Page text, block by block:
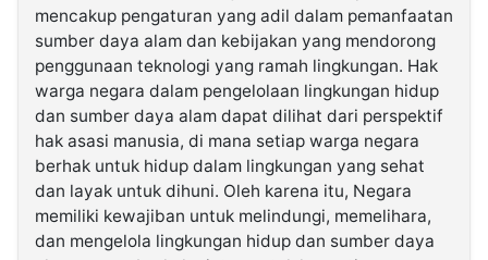
mencakup pengaturan yang adil dalam pemanfaatan
sumber daya alam dan kebijakan yang mendorong
penggunaan teknologi yang ramah lingkungan. Hak
warga negara dalam pengelolaan lingkungan hidup
dan sumber daya alam dapat dilihat dari perspektif
hak asasi manusia, di mana setiap warga negara
berhak untuk hidup dalam lingkungan yang sehat
dan layak untuk dihuni. Oleh karena itu, Negara
memiliki kewajiban untuk melindungi, memelihara,
dan mengelola lingkungan hidup dan sumber daya